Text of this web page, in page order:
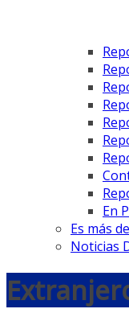
En
Es más
Noticias